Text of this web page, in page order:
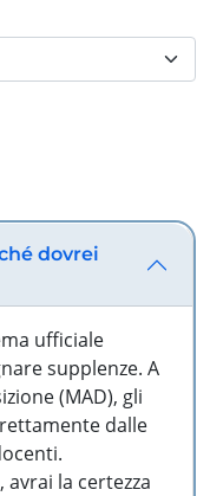
dovrei
ufficiale
supplenze. A
(MAD), gli
dalle
la certezza